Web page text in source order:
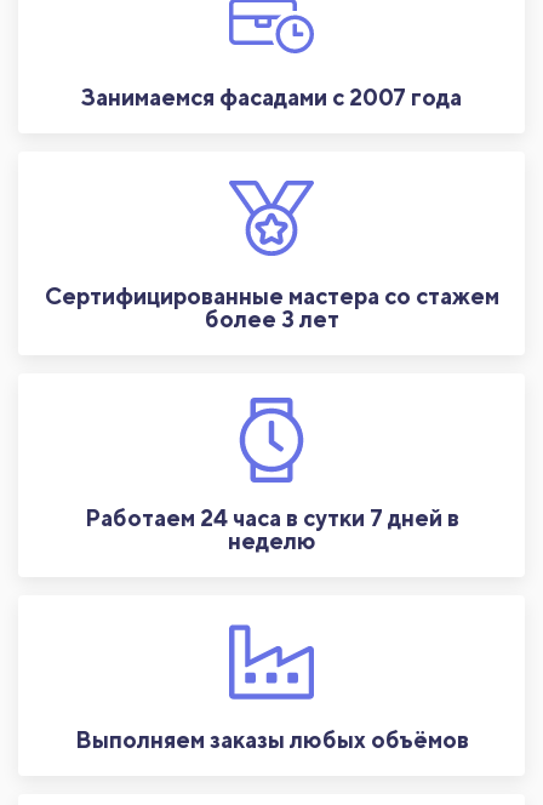
Занимаемся фасадами с 2007 года
Сертифицированные мастера со стажем
более 3 лет
Работаем 24 часа в сутки 7 дней в
неделю
Выполняем заказы любых объёмов